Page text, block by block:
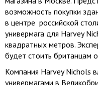
возможность покупки
в центре российской
универмага для Harvey
квадратных метров.
будет стоить британцам
Компания Harvey Nichols
универмагами в